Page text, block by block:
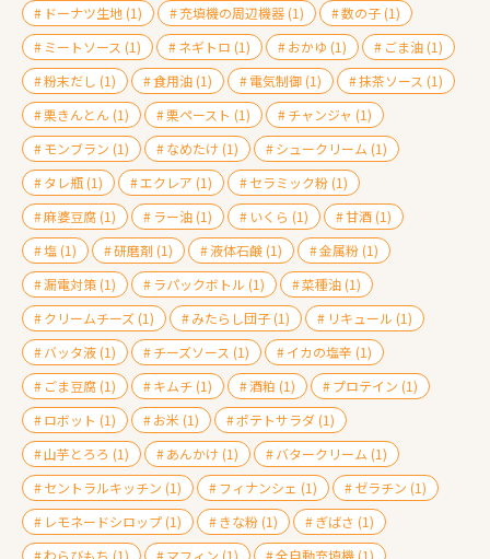
ドーナツ生地(1) 充填機の周辺機器(1) 数の子(1)
ミートソース (1) ネギトロ (1) おかゆ (1) ごま油(1)
粉末だし (1) 食用油(1) 電気制御(1) 抹茶ソース (1)
栗きんとん (1) 栗ペースト (1) チャンジャ (1)
モンブラン (1) なめたけ (1) シュークリーム (1)
タレ瓶(1) エクレア (1) セラミック粉(1)
麻婆豆腐(1) ラー油(1) いくら (1) 甘酒(1)
塩(1) 研磨剤 (1) 液体石鹸(1) 金属粉(1)
漏電対策(1) ラパックボトル (1) 菜種油(1)
クリームチーズ(1) みたらし団子(1) リキュール (1)
バッタ液(1) チーズソース (1) イカの塩辛 (1)
ごま豆腐(1) キムチ(1) 酒粕 (1) プロテイン (1)
ロボット (1) お米 (1) ポテトサラダ(1)
山芋とろろ (1) あんかけ (1) バタークリーム (1)
セントラルキッチン (1) フィナンシェ (1) ゼラチン (1)
レモネードシロップ(1) きな粉(1) ぎばさ (1)
わらびもち (1) マフィン (1) 全自動充填機(1)